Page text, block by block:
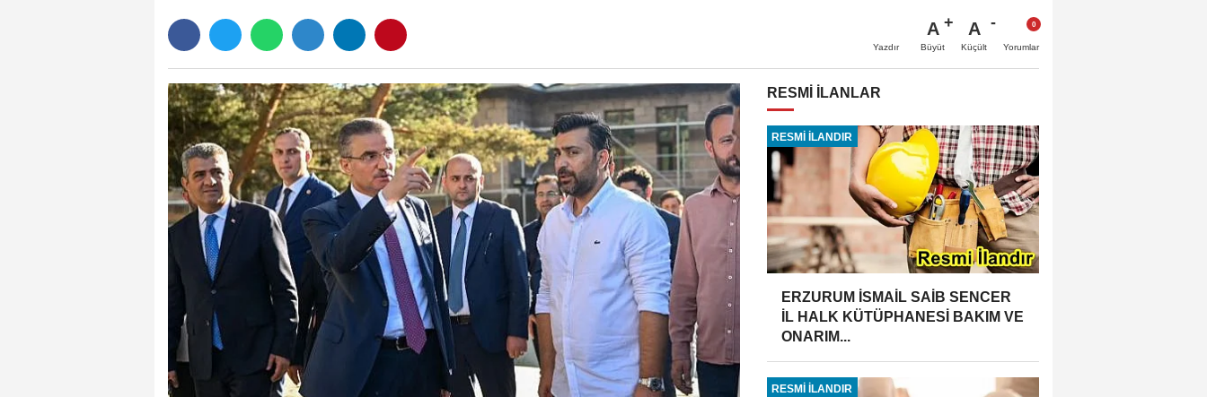
Yazdır
A
Büyüt
A
Küçült Yorumlar
RESMİ İLANLAR
RESMİ İLANDIR
ERZURUM İSMAİL SAİB SENCER
İL HALK KÜTÜPHANESİ BAKIM VE
ONARIM...
RESMİ İLANDIR